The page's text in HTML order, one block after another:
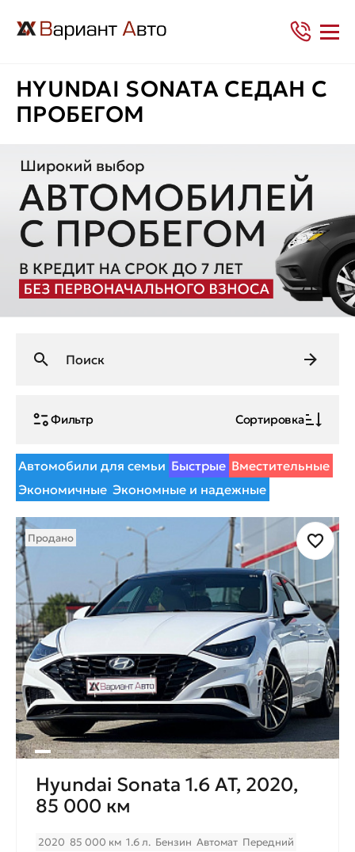
HYUNDAI SONATA СЕДАН С
ПРОБЕГОМ
Фильтр Сортировка
Автомобили для семьи Быстрые Вместительные
Экономичные Экономные и надежные
Продано
Hyundai Sonata 1.6 AT, 2020,
85 000 км
2020 85 000 км 1.6 л. Бензин Автомат Передний